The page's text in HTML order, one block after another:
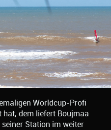
Worldcup-Profi
hat, dem liefert Boujmaa
Station im weiter